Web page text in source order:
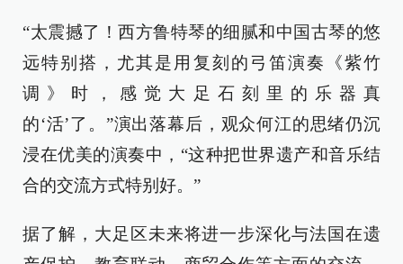
“太震撼了！西方鲁特琴的细腻和中国古琴的悠
远特别搭，尤其是用复刻的弓笛演奏《紫竹
调》时，感觉大足石刻里的乐器真
的‘活’了。”演出落幕后，观众何江的思绪仍沉
浸在优美的演奏中，“这种把世界遗产和音乐结
合的交流方式特别好。”
据了解，大足区未来将进一步深化与法国在遗